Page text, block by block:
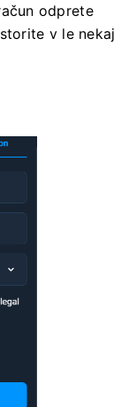
odprete
v le nekaj